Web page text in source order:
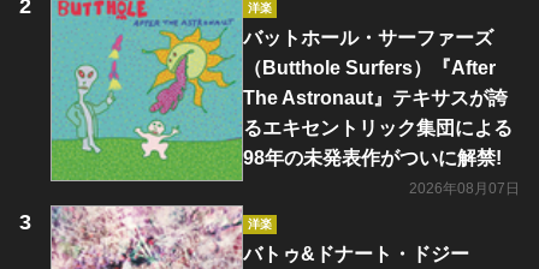
洋楽
バットホール・サーファーズ
（Butthole Surfers）『After
The Astronaut』テキサスが誇
るエキセントリック集団による
98年の未発表作がついに解禁!
2026年08月07日
洋楽
バトゥ&ドナート・ドジー